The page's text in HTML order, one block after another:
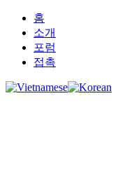
홈
소개
포럼
접촉